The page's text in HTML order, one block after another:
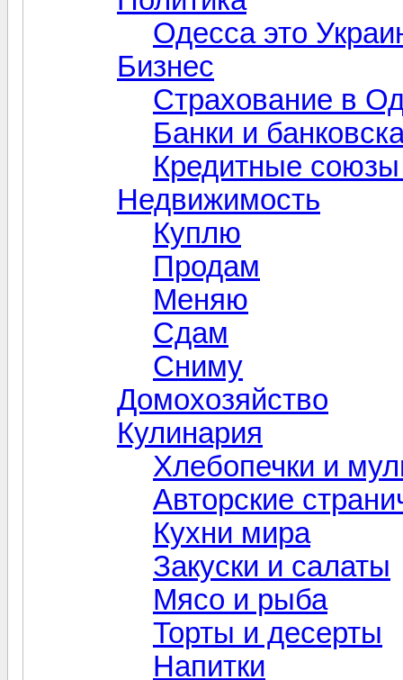
Одесса это
Бизнес
Страхование в
Банки и
Кредитные
Недвижимость
Куплю
Продам
Меняю
Сдам
Сниму
Домохозяйство
Кулинария
Хлебопечки и
Авторские
Кухни мира
Закуски и салаты
Мясо и рыба
Торты и десерты
Напитки